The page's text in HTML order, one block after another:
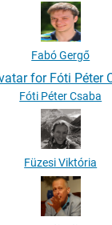
Fabó Gergő
Fóti Péter Csaba
Füzesi Viktória